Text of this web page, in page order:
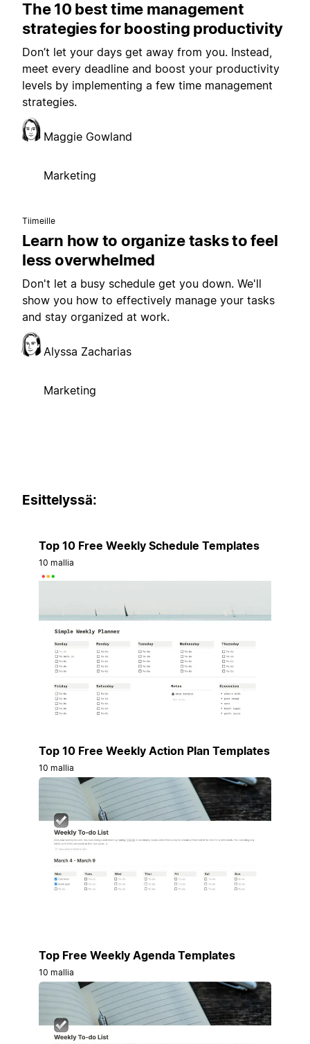
The 10 best time management
strategies for boosting productivity
Don’t let your days get away from you. Instead,
meet every deadline and boost your productivity
levels by implementing a few time management
strategies.
Maggie Gowland
Marketing
Tiimeille
Learn how to organize tasks to feel
less overwhelmed
Don't let a busy schedule get you down. We'll
show you how to effectively manage your tasks
and stay organized at work.
Alyssa Zacharias
Marketing
Esittelyssä:
Top 10 Free Weekly Schedule Templates
10 mallia
Top 10 Free Weekly Action Plan Templates
10 mallia
Top Free Weekly Agenda Templates
10 mallia